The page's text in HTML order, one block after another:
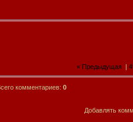
« Предыдущая
комментариев: 0
Добавлять